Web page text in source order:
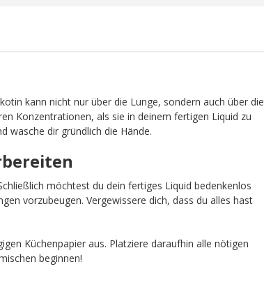
kann nicht nur über die Lunge, sondern auch über die
Konzentrationen, als sie in deinem fertigen Liquid zu
wasche dir gründlich die Hände.
möchtest du dein fertiges Liquid bedenkenlos
vorzubeugen. Vergewissere dich, dass du alles hast
Küchenpapier aus. Platziere daraufhin alle nötigen
beginnen!